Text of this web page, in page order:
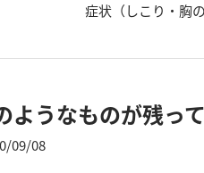
症状（しこり・胸
うなものが残って
09/08